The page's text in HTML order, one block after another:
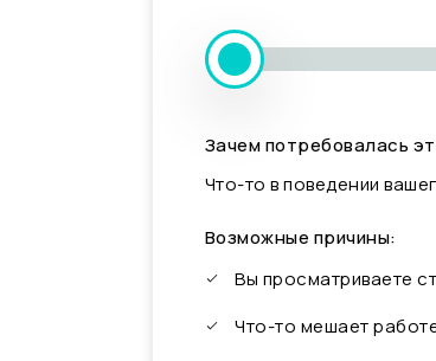
Зачем потребовалась
Что-то в поведении
Возможные причины:
Вы просматриваете
Что-то мешает